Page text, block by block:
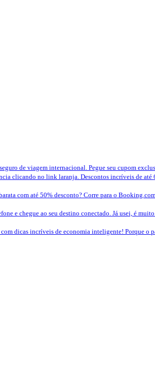
de viagem internacional. Pegue seu cupom
clicando no link laranja. Descontos incríveis de até
com até 50% desconto? Corre para o
e chegue ao seu destino conectado. Já usei, é
dicas incríveis de economia inteligente! Porque o